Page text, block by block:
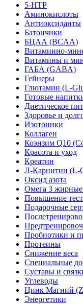
5-HTP
Аминокислоты
Антиоксиданты
Батончики
БЦАА (BCAA)
Витаминно-
Витамины и
ГАБА (GABA)
Гейнеры
Глютамин (L-
Готовые
Диетическое
Здоровье и
Изотоники
Коллаген
Коэнзим Q10
Красота и уход
Креатин
Л-Карнитин (L-
Оксид азота
Омега 3
Повышение
Подарочные
Пробиотики и
Протеины
Снижение веса
Специальные
Суставы и
Углеводы
Цинк Магний
Энергетики